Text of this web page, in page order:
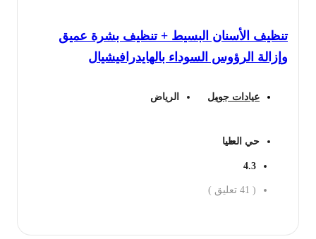
تنظيف الأسنان البسيط + تنظيف بشرة عميق
وإزالة الرؤوس السوداء بالهايدرافيشيال
عيادات جويل الرياض
حي العليا
4.3
41 تعليق )